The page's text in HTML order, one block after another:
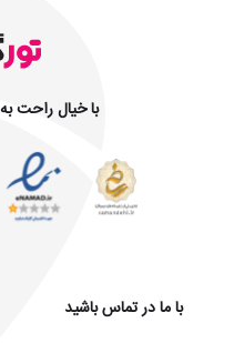
با خیال راحت
با ما در تماس باشید